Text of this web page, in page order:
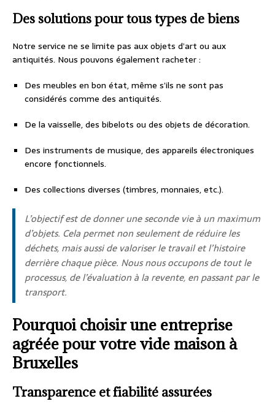
Des solutions pour tous types de biens
Notre service ne se limite pas aux objets d’art ou aux
antiquités. Nous pouvons également racheter :
Des meubles en bon état, même s’ils ne sont pas
considérés comme des antiquités.
De la vaisselle, des bibelots ou des objets de décoration.
Des instruments de musique, des appareils électroniques
encore fonctionnels.
Des collections diverses (timbres, monnaies, etc.).
L’objectif est de donner une seconde vie à un maximum
d’objets. Cela permet non seulement de réduire les
déchets, mais aussi de valoriser le travail et l’histoire
derrière chaque pièce. Nous nous occupons de tout le
processus, de l’évaluation à la revente, en passant par le
transport.
Pourquoi choisir une entreprise
agréée pour votre vide maison à
Bruxelles
Transparence et fiabilité assurées